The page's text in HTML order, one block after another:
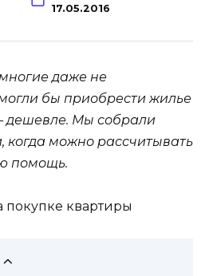
17.05.2016
даже не
бы приобрести жилье
дешевле. Мы собрали
когда можно рассчитывать
помощь.